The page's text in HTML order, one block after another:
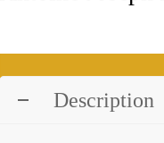
Description